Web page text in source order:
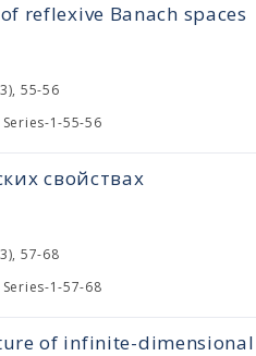
reflexive Banach spaces
55-56
1-55-56
свойствах
57-68
1-57-68
of infinite-